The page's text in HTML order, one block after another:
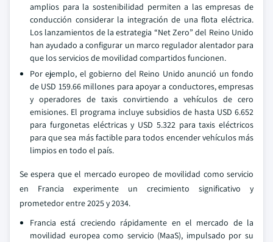
amplios para la sostenibilidad permiten a las empresas de
conducción considerar la integración de una flota eléctrica.
Los lanzamientos de la estrategia “Net Zero” del Reino Unido
han ayudado a configurar un marco regulador alentador para
que los servicios de movilidad compartidos funcionen.
Por ejemplo, el gobierno del Reino Unido anunció un fondo
de USD 159.66 millones para apoyar a conductores, empresas
y operadores de taxis convirtiendo a vehículos de cero
emisiones. El programa incluye subsidios de hasta USD 6.652
para furgonetas eléctricas y USD 5.322 para taxis eléctricos
para que sea más factible para todos encender vehículos más
limpios en todo el país.
Se espera que el mercado europeo de movilidad como servicio
en Francia experimente un crecimiento significativo y
prometedor entre 2025 y 2034.
Francia está creciendo rápidamente en el mercado de la
movilidad europea como servicio (MaaS), impulsado por su